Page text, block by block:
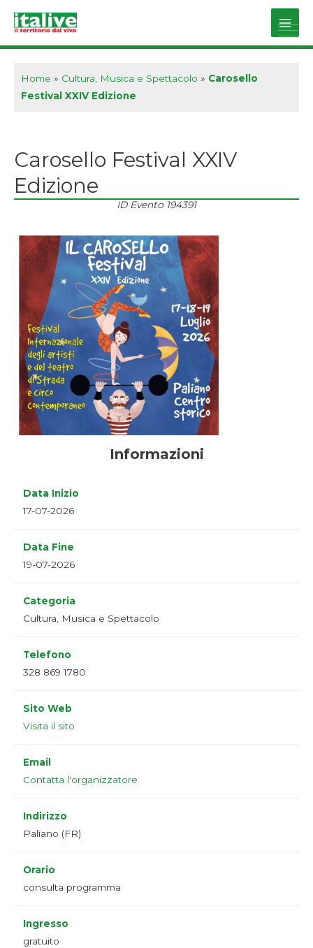
Main
Home » Cultura, Musica e Spettacolo » Carosello
Festival XXIV Edizione
Carosello Festival XXIV
Edizione
ID Evento 194391
Informazioni
Data Inizio
17-07-2026
Data Fine
19-07-2026
Categoria
Cultura, Musica e Spettacolo
Telefono
328 869 1780
Sito Web
Visita il sito
Email
Contatta l'organizzatore
Indirizzo
Paliano (FR)
Orario
consulta programma
Ingresso
gratuito